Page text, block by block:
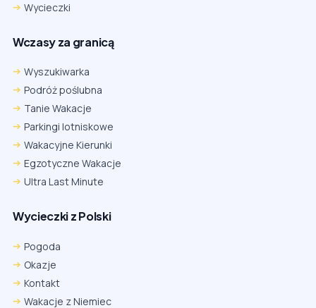
Wycieczki
Wczasy za granicą
Wyszukiwarka
Podróż poślubna
Tanie Wakacje
Parkingi lotniskowe
Wakacyjne Kierunki
Egzotyczne Wakacje
Ultra Last Minute
Wycieczki z Polski
Pogoda
Okazje
Kontakt
Wakacje z Niemiec